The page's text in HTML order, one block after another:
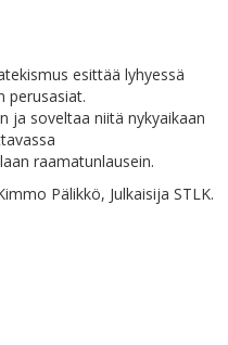
esittää lyhyessä
perusasiat.
ja soveltaa niitä nykyaikaan
raamatunlausein.
Pälikkö, Julkaisija STLK.